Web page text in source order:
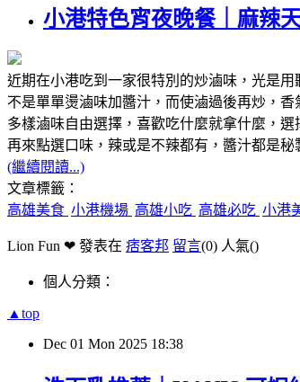
小港特色宵夜晚餐｜麻辣
近期在小港吃到一家很特別的炒滷味，光是用
不是單單燙滷味加醬汁，而使滷過後再炒，
多樣滷味自由選擇，喜歡吃什麼就拿什麼，選
再來點選口味，辣或是不辣都有，醬汁都是秘
(繼續閱讀...)
文章標籤：
高雄美食 小港機場 高雄小吃 高雄必吃 小港
Lion Fun ❤ 發表在 痞客邦 留言(0) 人氣()
個人分類：
▲top
Dec 01 Mon 2025 18:38